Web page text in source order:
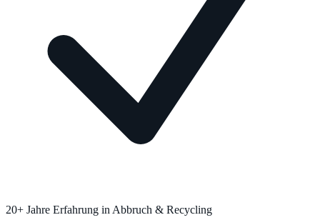
20+ Jahre Erfahrung in Abbruch & Recycling